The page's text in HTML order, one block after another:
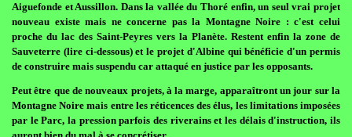
Aiguefonde et Aussillon. Dans la vallée du Thoré enfin, un seul vrai projet
nouveau existe mais ne concerne pas la Montagne Noire : c'est celui
proche du lac des Saint-Peyres vers la Planète. Restent enfin la zone de
Sauveterre (lire ci-dessous) et le projet d'Albine qui bénéficie d'un permis
de construire mais suspendu car attaqué en justice par les opposants.
Peut être que de nouveaux projets, à la marge, apparaîtront un jour sur la
Montagne Noire mais entre les réticences des élus, les limitations imposées
par le Parc, la pression parfois des riverains et les délais d'instruction, ils